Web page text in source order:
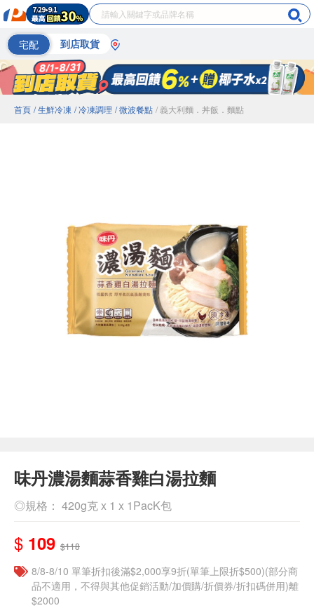
宅配 到店取貨
首頁 / 生鮮冷凍 / 冷凍調理 / 微波餐點 / 義大利麵．丼飯．麵點
味丹濃湯麵蒜香雞白湯拉麵
◎規格： 420g克 x 1 x 1PacK包
$ 109 $118
8/8-8/10 單筆折扣後滿$2,000享9折(單筆上限折$500)(部分商
品不適用，不得與其他促銷活動/加價購/折價券/折扣碼併用)離
$2000